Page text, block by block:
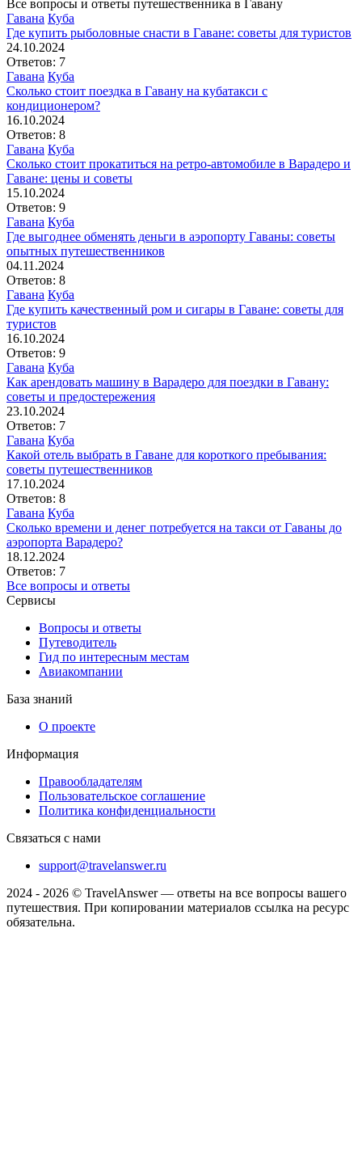
Все вопросы и ответы путешественника в Гавану
Гавана Куба
Где купить рыболовные снасти в Гаване: советы для туристов
24.10.2024
Ответов: 7
Гавана Куба
Сколько стоит поездка в Гавану на кубатакси с
кондиционером?
16.10.2024
Ответов: 8
Гавана Куба
Сколько стоит прокатиться на ретро-автомобиле в Варадеро и
Гаване: цены и советы
15.10.2024
Ответов: 9
Гавана Куба
Где выгоднее обменять деньги в аэропорту Гаваны: советы
опытных путешественников
04.11.2024
Ответов: 8
Гавана Куба
Где купить качественный ром и сигары в Гаване: советы для
туристов
16.10.2024
Ответов: 9
Гавана Куба
Как арендовать машину в Варадеро для поездки в Гавану:
советы и предостережения
23.10.2024
Ответов: 7
Гавана Куба
Какой отель выбрать в Гаване для короткого пребывания:
советы путешественников
17.10.2024
Ответов: 8
Гавана Куба
Сколько времени и денег потребуется на такси от Гаваны до
аэропорта Варадеро?
18.12.2024
Ответов: 7
Все вопросы и ответы
Сервисы
Вопросы и ответы
Путеводитель
Гид по интересным местам
Авиакомпании
База знаний
О проекте
Информация
Правообладателям
Пользовательское соглашение
Политика конфиденциальности
Связаться с нами
support@travelanswer.ru
2024 - 2026 © TravelAnswer — ответы на все вопросы вашего
путешествия. При копировании материалов ссылка на ресурс
обязательна.